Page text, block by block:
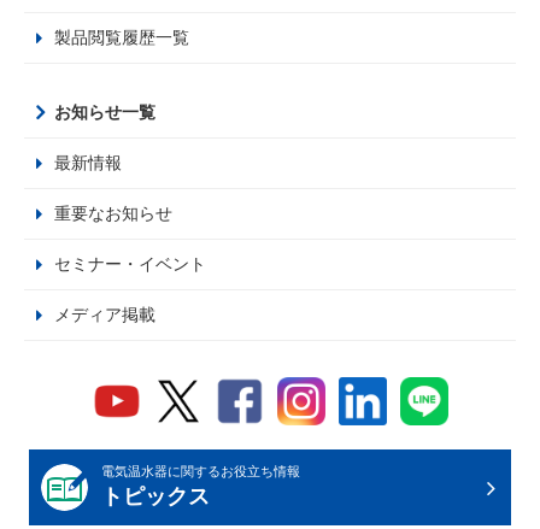
製品閲覧履歴一覧
お知らせ一覧
最新情報
重要なお知らせ
セミナー・イベント
メディア掲載
電気温水器に関するお役立ち情報
トピックス